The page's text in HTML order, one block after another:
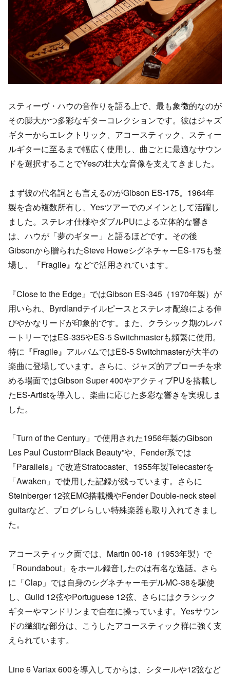
スティーヴ・ハウの音作りを語る上で、最も象徴的なのが
その膨大かつ多彩なギターコレクションです。彼はジャズ
ギターからエレクトリック、アコースティック、スティー
ルギターに至るまで幅広く使用し、曲ごとに最適なサウン
ドを選択することでYesの壮大な音像を支えてきました。
まず彼の代名詞とも言えるのがGibson ES-175。1964年
製を含め複数所有し、Yesツアーでのメインとして活躍し
ました。ステレオ仕様やダブルPUによる立体的な響き
は、ハウが「夢のギター」と語るほどです。その後
Gibsonから贈られたSteve HoweシグネチャーES-175も登
場し、『Fragile』などで活用されています。
『Close to the Edge』ではGibson ES-345（1970年製）が
用いられ、Byrdlandテイルピースとステレオ配線による伸
びやかなリードが印象的です。また、クラシック期のレパ
ートリーではES-335やES-5 Switchmasterも頻繁に使用。
特に『Fragile』アルバムではES-5 Switchmasterが大半の
楽曲に登場しています。さらに、ジャズ的アプローチを求
める場面ではGibson Super 400やアクティブPUを搭載し
たES-Artistを導入し、楽曲に応じた多彩な響きを実現しま
した。
「Turn of the Century」で使用された1956年製のGibson
Les Paul Custom“Black Beauty”や、Fender系では
『Parallels』で改造Stratocaster、1955年製Telecasterを
「Awaken」で使用した記録が残っています。さらに
Steinberger 12弦EMG搭載機やFender Double-neck steel
guitarなど、プログレらしい特殊楽器も取り入れてきまし
た。
アコースティック面では、Martin 00-18（1953年製）で
「Roundabout」をホール録音したのは有名な逸話。さら
に「Clap」では自身のシグネチャーモデルMC-38を駆使
し、Guild 12弦やPortuguese 12弦、さらにはクラシック
ギターやマンドリンまで自在に操っています。Yesサウン
ドの繊細な部分は、こうしたアコースティック群に強く支
えられています。
Line 6 Variax 600を導入してからは、シタールや12弦など